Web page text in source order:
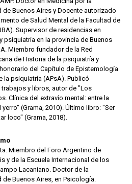
de Buenos Aires y Docente autorizado
de Salud Mental de la Facultad de
Supervisor de residencias en
psiquiatría en la provincia de Buenos
Miembro fundador de la Red
de Historia de la psiquiatría y
del Capítulo de Epistemología
la psiquiatría (APsA). Publicó
y libros, autor de "Los
Clínica del extravío mental: entre la
yerro" (Grama, 2010). Último libro: "Ser
loco" (Grama, 2018).
Miembro del Foro Argentino de
y de la Escuela Internacional de los
Lacaniano. Doctor de la
de Buenos Aires, en Psicología.